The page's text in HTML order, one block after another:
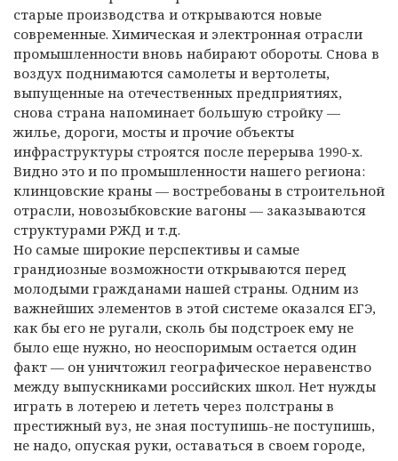
старые производства и открываются новые
современные. Химическая и электронная отрасли
промышленности вновь набирают обороты. Снова в
воздух поднимаются самолеты и вертолеты,
выпущенные на отечественных предприятиях,
снова страна напоминает большую стройку —
жилье, дороги, мосты и прочие объекты
инфраструктуры строятся после перерыва 1990-х.
Видно это и по промышленности нашего региона:
клинцовские краны — востребованы в строительной
отрасли, новозыбковские вагоны — заказываются
структурами РЖД и т.д.
Но самые широкие перспективы и самые
грандиозные возможности открываются перед
молодыми гражданами нашей страны. Одним из
важнейших элементов в этой системе оказался ЕГЭ,
как бы его не ругали, сколь бы подстроек ему не
было еще нужно, но неоспоримым остается один
факт — он уничтожил географическое неравенство
между выпускниками российских школ. Нет нужды
играть в лотерею и лететь через полстраны в
престижный вуз, не зная поступишь-не поступишь,
не надо, опуская руки, оставаться в своем городе,